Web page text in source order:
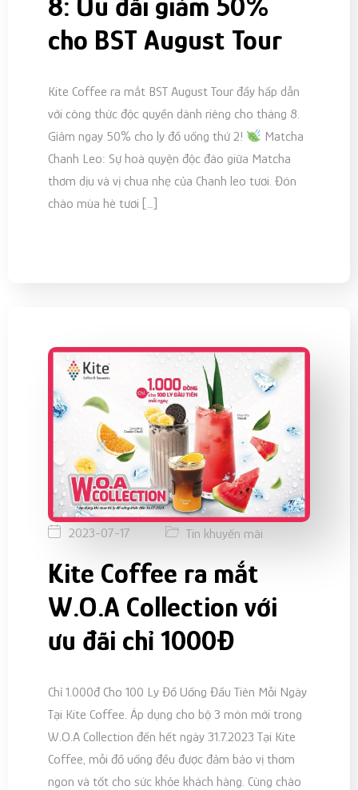
cho BST August Tour
Kite Coffee ra mắt BST August Tour đầy hấp dẫn
với công thức độc quyền dành riêng cho tháng 8.
Giảm ngay 50% cho ly đồ uống thứ 2!
Matcha
Chanh Leo: Sự hoà quyện độc đáo giữa Matcha
thơm dịu và vị chua nhẹ của Chanh leo tươi. Đón
chào mùa hè tươi […]
2023-07-17 Tin khuyến mãi
Kite Coffee ra mắt
W.O.A Collection với
ưu đãi chỉ 1000Đ
Chỉ 1.000đ Cho 100 Ly Đồ Uống Đầu Tiên Mỗi Ngày
Tại Kite Coffee. Áp dụng cho bộ 3 món mới trong
W.O.A Collection đến hết ngày 31.7.2023 Tại Kite
Coffee, mỗi đồ uống đều được đảm bảo vị thơm
ngon và tốt cho sức khỏe khách hàng. Cùng chào